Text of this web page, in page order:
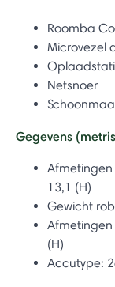
Roomba
Microvezel
Netsnoer
Gegevens
Afmetingen
13,1 (H)
Gewicht
Afmetingen
(H)
Accutype: